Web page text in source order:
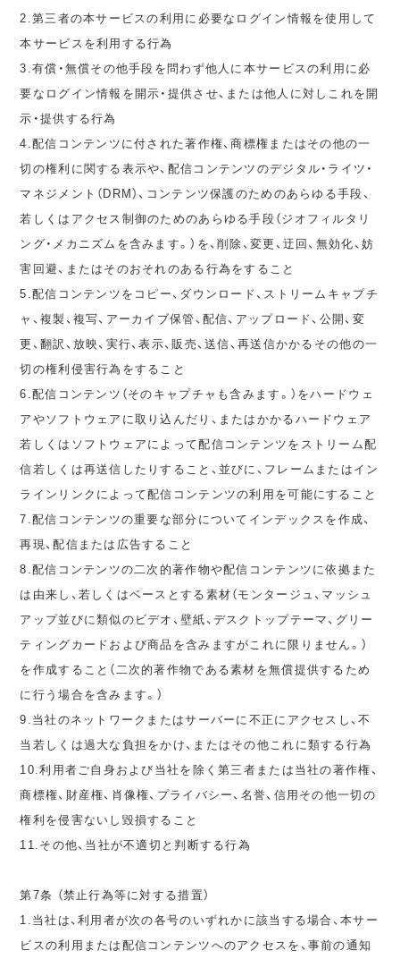
2.第三者の本サービスの利用に必要なログイン情報を使用して
本サービスを利用する行為
3.有償・無償その他手段を問わず他人に本サービスの利用に必
要なログイン情報を開示・提供させ、または他人に対しこれを開
示・提供する行為
4.配信コンテンツに付された著作権、商標権またはその他の一
切の権利に関する表示や、配信コンテンツのデジタル・ライツ・
マネジメント（DRM）、コンテンツ保護のためのあらゆる手段、
若しくはアクセス制御のためのあらゆる手段（ジオフィルタリ
ング・メカニズムを含みます。）を、削除、変更、迂回、無効化、妨
害回避、またはそのおそれのある行為をすること
5.配信コンテンツをコピー、ダウンロード、ストリームキャプチ
ャ、複製、複写、アーカイブ保管、配信、アップロード、公開、変
更、翻訳、放映、実行、表示、販売、送信、再送信かかるその他の一
切の権利侵害行為をすること
6.配信コンテンツ（そのキャプチャも含みます。）をハードウェ
アやソフトウェアに取り込んだり、またはかかるハードウェア
若しくはソフトウェアによって配信コンテンツをストリーム配
信若しくは再送信したりすること、並びに、フレームまたはイン
ラインリンクによって配信コンテンツの利用を可能にすること
7.配信コンテンツの重要な部分についてインデックスを作成、
再現、配信または広告すること
8.配信コンテンツの二次的著作物や配信コンテンツに依拠また
は由来し、若しくはベースとする素材（モンタージュ、マッシュ
アップ並びに類似のビデオ、壁紙、デスクトップテーマ、グリー
ティングカードおよび商品を含みますがこれに限りません。）
を作成すること（二次的著作物である素材を無償提供するため
に行う場合を含みます。）
9.当社のネットワークまたはサーバーに不正にアクセスし、不
当若しくは過大な負担をかけ、またはその他これに類する行為
10.利用者ご自身および当社を除く第三者または当社の著作権、
商標権、財産権、肖像権、プライバシー、名誉、信用その他一切の
権利を侵害ないし毀損すること
11.その他、当社が不適切と判断する行為
第7条 （禁止行為等に対する措置）
1.当社は、利用者が次の各号のいずれかに該当する場合、本サー
ビスの利用または配信コンテンツへのアクセスを、事前の通知